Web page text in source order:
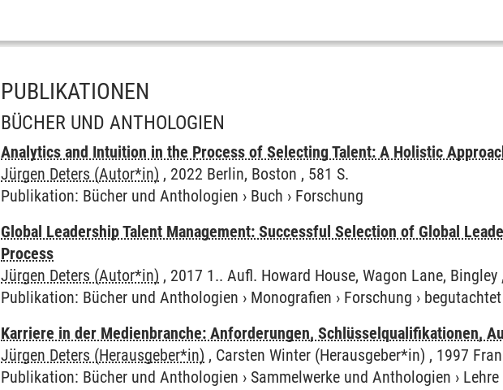
PUBLIKATIONEN
BÜCHER UND ANTHOLOGIEN
Analytics and Intuition in the Process of Selecting Talent: A Holistic
Jürgen Deters (Autor*in) , 2022 Berlin, Boston , 581 S.
Publikation: Bücher und Anthologien › Buch › Forschung
Global Leadership Talent Management: Successful Selection of Global
Process
Jürgen Deters (Autor*in) , 2017 1.. Aufl. Howard House, Wagon Lane, Bingley
Publikation: Bücher und Anthologien › Monografien › Forschung › begutachtet
Karriere in der Medienbranche: Anforderungen, Schlüsselqualifikationen,
Jürgen Deters (Herausgeber*in) , Carsten Winter (Herausgeber*in) , 1997
Publikation: Bücher und Anthologien › Sammelwerke und Anthologien › Lehre